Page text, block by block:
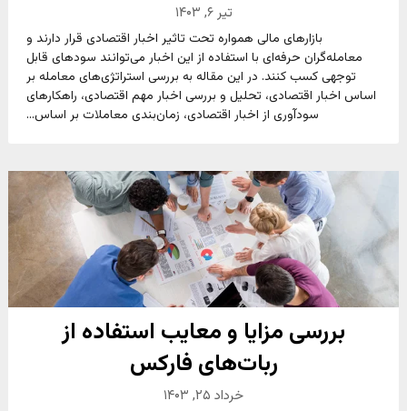
تیر ۶, ۱۴۰۳
بازارهای مالی همواره تحت تاثیر اخبار اقتصادی قرار دارند و
معامله‌گران حرفه‌ای با استفاده از این اخبار می‌توانند سودهای قابل
توجهی کسب کنند. در این مقاله به بررسی استراتژی‌های معامله بر
اساس اخبار اقتصادی، تحلیل و بررسی اخبار مهم اقتصادی، راهکارهای
سودآوری از اخبار اقتصادی، زمان‌بندی معاملات بر اساس...
بررسی مزایا و معایب استفاده از
ربات‌های فارکس
خرداد ۲۵, ۱۴۰۳